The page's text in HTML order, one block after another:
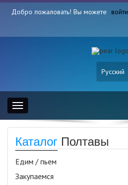
Добро пожаловать! Вы можете войти
Русский
Toggle
navigation
Каталог Полтавы
Едим / пьем
Закупаемся